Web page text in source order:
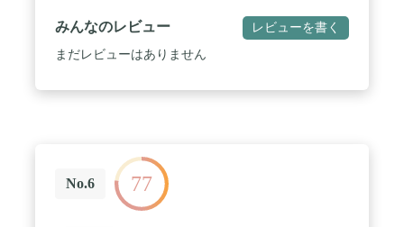
みんなのレビュー レビューを書く
まだレビューはありません
No.6 77